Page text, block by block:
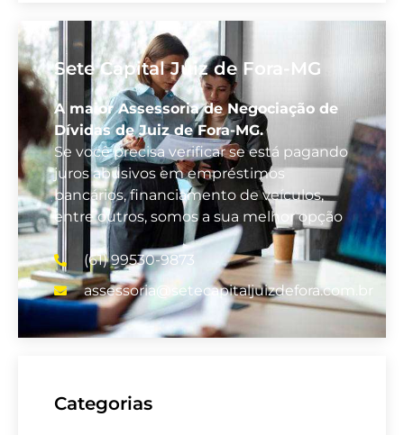
Sete Capital Juiz de Fora-MG
A maior Assessoria de Negociação de
Dívidas de Juiz de Fora-MG.
Se você precisa verificar se está pagando
juros abusivos em empréstimos
bancários, financiamento de veículos,
entre outros, somos a sua melhor opção
(61) 99530-9873
assessoria@setecapitaljuizdefora.com.br
Categorias